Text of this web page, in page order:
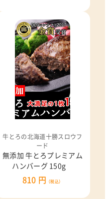
牛とろの北海道十勝スロウフ
ード
無添加 牛とろプレミアム
ハンバーグ 150g
810 円 （税込）